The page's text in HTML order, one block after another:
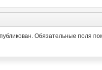
Обязательные поля